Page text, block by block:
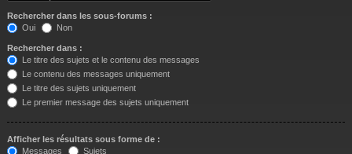
Rechercher dans les sous-forums :
Oui
Non
Rechercher dans :
Le titre des sujets et le contenu des messages
Le contenu des messages uniquement
Le titre des sujets uniquement
Le premier message des sujets uniquement
Afficher les résultats sous forme de :
Messages
Sujets